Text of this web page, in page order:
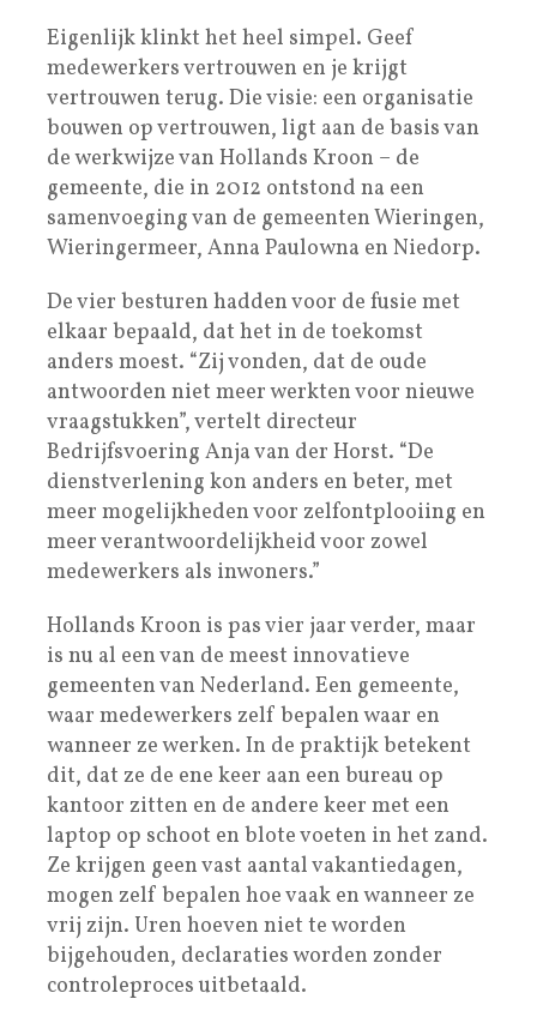
Eigenlijk klinkt het heel simpel. Geef
medewerkers vertrouwen en je krijgt
vertrouwen terug. Die visie: een organisatie
bouwen op vertrouwen, ligt aan de basis van
de werkwijze van Hollands Kroon – de
gemeente, die in 2012 ontstond na een
samenvoeging van de gemeenten Wieringen,
Wieringermeer, Anna Paulowna en Niedorp.
De vier besturen hadden voor de fusie met
elkaar bepaald, dat het in de toekomst
anders moest. “Zij vonden, dat de oude
antwoorden niet meer werkten voor nieuwe
vraagstukken”, vertelt directeur
Bedrijfsvoering Anja van der Horst. “De
dienstverlening kon anders en beter, met
meer mogelijkheden voor zelfontplooiing en
meer verantwoordelijkheid voor zowel
medewerkers als inwoners.”
Hollands Kroon is pas vier jaar verder, maar
is nu al een van de meest innovatieve
gemeenten van Nederland. Een gemeente,
waar medewerkers zelf bepalen waar en
wanneer ze werken. In de praktijk betekent
dit, dat ze de ene keer aan een bureau op
kantoor zitten en de andere keer met een
laptop op schoot en blote voeten in het zand.
Ze krijgen geen vast aantal vakantiedagen,
mogen zelf bepalen hoe vaak en wanneer ze
vrij zijn. Uren hoeven niet te worden
bijgehouden, declaraties worden zonder
controleproces uitbetaald.